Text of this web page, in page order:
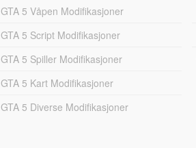
GTA 5 Våpen Modifikasjoner
GTA 5 Script Modifikasjoner
GTA 5 Spiller Modifikasjoner
GTA 5 Kart Modifikasjoner
GTA 5 Diverse Modifikasjoner